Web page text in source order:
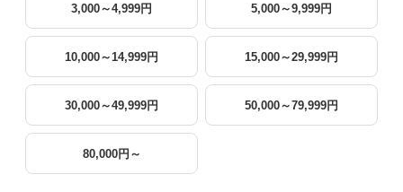
3,000～4,999円 5,000～9,999円
10,000～14,999円 15,000～29,999円
30,000～49,999円 50,000～79,999円
80,000円～